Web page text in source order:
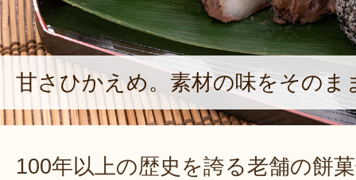
甘さひかえめ。素材の味をそのま
100年以上の歴史を誇る老舗の餅